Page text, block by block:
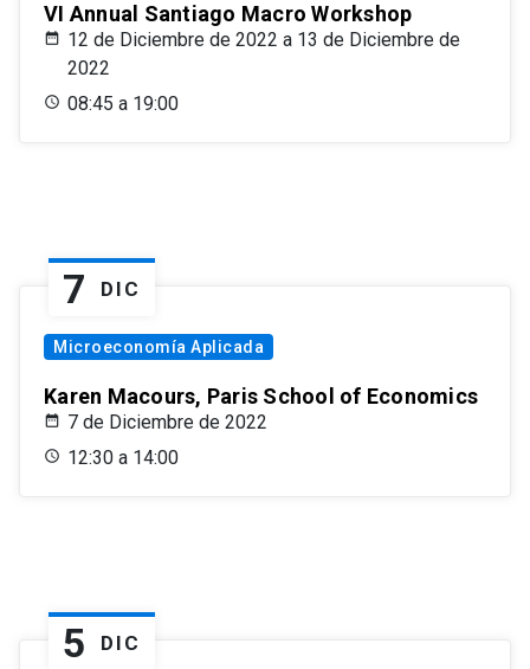
VI Annual Santiago Macro Workshop
12 de Diciembre de 2022 a 13 de Diciembre de
2022
08:45 a 19:00
7 DIC
Microeconomía Aplicada
Karen Macours, Paris School of Economics
7 de Diciembre de 2022
12:30 a 14:00
5 DIC